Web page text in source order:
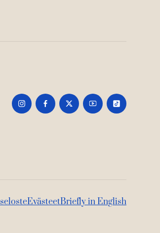
EvästeetBriefly in English